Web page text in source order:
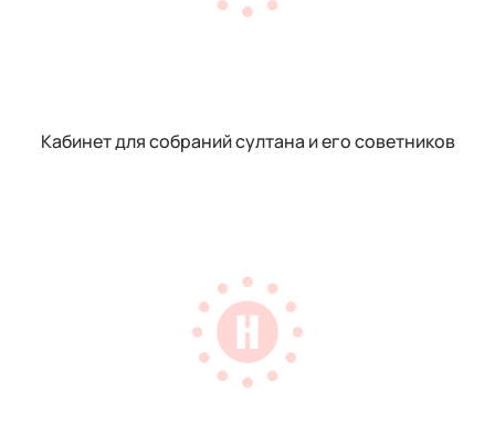
Кабинет для собраний султана и его советников